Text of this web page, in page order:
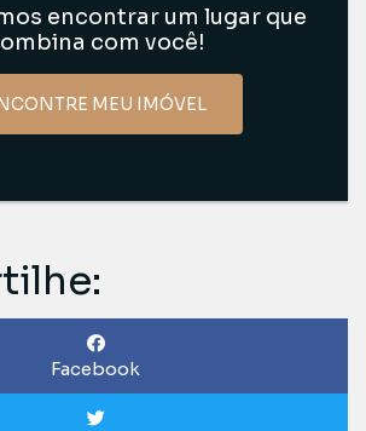
encontrar um lugar que
com você!
MEU IMÓVEL
Facebook